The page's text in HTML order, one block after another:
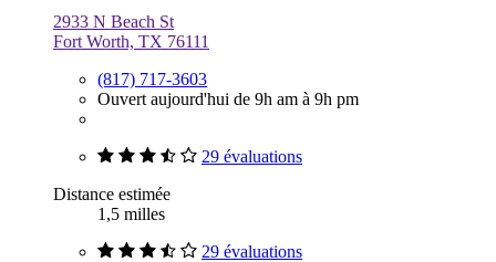
2933 N Beach St
Fort Worth, TX 76111
(817) 717-3603
Ouvert aujourd'hui de 9h am à 9h pm
29 évaluations
Distance estimée
1,5 milles
29 évaluations